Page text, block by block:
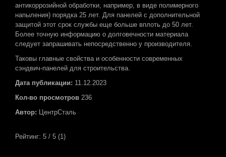
антикоррозийной обработки, например, в виде полимерного
напыления) порядка 25 лет. Для панелей с дополнительной
защитой этот срок службы еще больше вплоть до 50 лет.
Более точную информацию о долговечности материала
следует запрашивать непосредственно у производителя.
Таковы главные свойства и особенности современных
сэндвич-панелей для строительства.
Дата публикации: 11.12.2023
Кол-во просмотров 236
Автор: ЦентрСталь
Рейтинг: 5 / 5 (1)